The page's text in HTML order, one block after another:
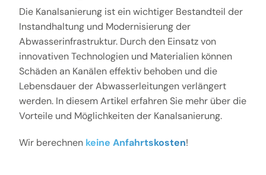
Kontakt
Die Kanalsanierung ist ein wichtiger Bestandteil der
Instandhaltung und Modernisierung der
Abwasserinfrastruktur. Durch den Einsatz von
innovativen Technologien und Materialien können
Schäden an Kanälen effektiv behoben und die
Lebensdauer der Abwasserleitungen verlängert
werden. In diesem Artikel erfahren Sie mehr über die
Vorteile und Möglichkeiten der Kanalsanierung.
Wir berechnen keine Anfahrtskosten!